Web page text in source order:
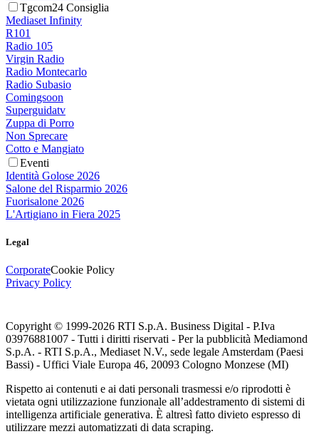
Tgcom24 Consiglia
Mediaset Infinity
R101
Radio 105
Virgin Radio
Radio Montecarlo
Radio Subasio
Comingsoon
Superguidatv
Zuppa di Porro
Non Sprecare
Cotto e Mangiato
Eventi
Identità Golose 2026
Salone del Risparmio 2026
Fuorisalone 2026
L'Artigiano in Fiera 2025
Legal
CorporateCookie Policy
Privacy Policy
Copyright © 1999-2026 RTI S.p.A. Business Digital - P.Iva
03976881007 - Tutti i diritti riservati - Per la pubblicità Mediamond
S.p.A. - RTI S.p.A., Mediaset N.V., sede legale Amsterdam (Paesi
Bassi) - Uffici Viale Europa 46, 20093 Cologno Monzese (MI)
Rispetto ai contenuti e ai dati personali trasmessi e/o riprodotti è
vietata ogni utilizzazione funzionale all’addestramento di sistemi di
intelligenza artificiale generativa. È altresì fatto divieto espresso di
utilizzare mezzi automatizzati di data scraping.